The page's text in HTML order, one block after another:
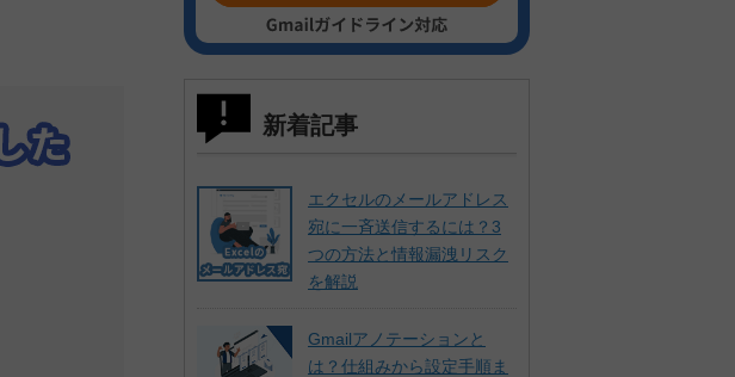
新着記事
エクセルのメールアドレス
宛に一斉送信するには？3
つの方法と情報漏洩リスク
を解説
Gmailアノテーションと
は？仕組みから設定手順ま